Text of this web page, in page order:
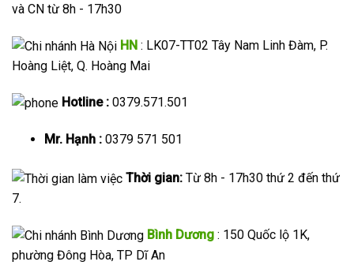
và CN từ 8h - 17h30
HN : LK07-TT02 Tây Nam Linh Đàm, P.
Hoàng Liệt, Q. Hoàng Mai
Hotline : 0379.571.501
Mr. Hạnh :0379 571 501
Thời gian: Từ 8h - 17h30 thứ 2 đến thứ
7.
Bình Dương : 150 Quốc lộ 1K,
phường Đông Hòa, TP Dĩ An